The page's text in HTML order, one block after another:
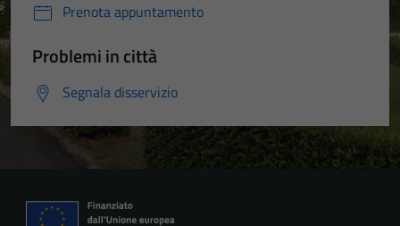
Prenota appuntamento
Problemi in città
Segnala disservizio